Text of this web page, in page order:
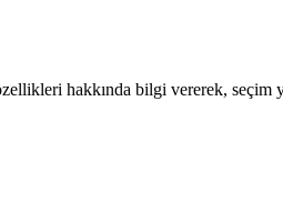
hakkında bilgi vererek, seçim